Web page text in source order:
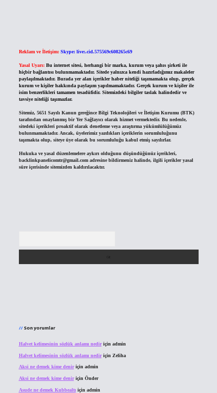
Reklam ve İletişim: Skype: live:.cid.575569c608265c69
Yasal Uyarı: Bu internet sitesi, herhangi bir marka, kurum veya şahıs şirketi ile
hiçbir bağlantısı bulunmamaktadır. Sitede yalnızca kendi hazırladığımız makaleler
paylaşılmaktadır. Burada yer alan içerikler haber niteliği taşımamakta olup, gerçek
kurum ve kişiler hakkında paylaşım yapılmamaktadır. Gerçek kurum ve kişiler ile
isim benzerlikleri tamamen tesadüfidir. Sitemizdeki bilgiler taslak halindedir ve
tavsiye niteliği taşımazlar.
Sitemiz, 5651 Sayılı Kanun gereğince Bilgi Teknolojileri ve İletişim Kurumu (BTK)
tarafından onaylanmış bir Yer Sağlayıcı olarak hizmet vermektedir. Bu nedenle,
sitedeki içerikleri proaktif olarak denetleme veya araştırma yükümlülüğümüz
bulunmamaktadır. Ancak, üyelerimiz yazdıkları içeriklerin sorumluluğunu
taşımakta olup, siteye üye olarak bu sorumluluğu kabul etmiş sayılırlar.
Hukuka ve yasal düzenlemelere aykırı olduğunu düşündüğünüz içerikleri,
backlinkpanelicomtr@gmail.comadresine bildirmeniz halinde, ilgili içerikler yasal
süre içerisinde sitemizden kaldırılacaktır.
Son yorumlar
Halvet kelimesinin sözlük anlamı nediriçin admin
Halvet kelimesinin sözlük anlamı nediriçin Zeliha
Aksi ne demek kime deniriçin admin
Aksi ne demek kime deniriçin Önder
Asude ne demek Kubbealtı için admin